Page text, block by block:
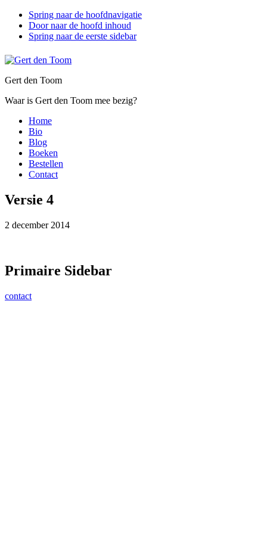
Spring naar de hoofdnavigatie
Door naar de hoofd inhoud
Spring naar de eerste sidebar
Gert den Toom
Waar is Gert den Toom mee bezig?
Home
Bio
Blog
Boeken
Bestellen
Contact
Versie 4
2 december 2014
Primaire Sidebar
contact